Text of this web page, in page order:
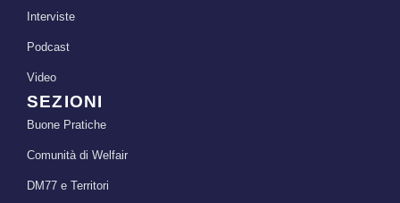
Interviste
Podcast
Video
SEZIONI
Buone Pratiche
Comunità di Welfair
DM77 e Territori